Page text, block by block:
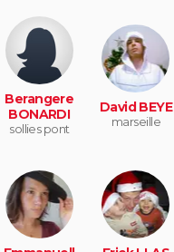
Berangere
BONARDI
sollies pont
David BEYE
marseille